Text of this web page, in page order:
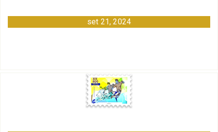
set 21, 2024